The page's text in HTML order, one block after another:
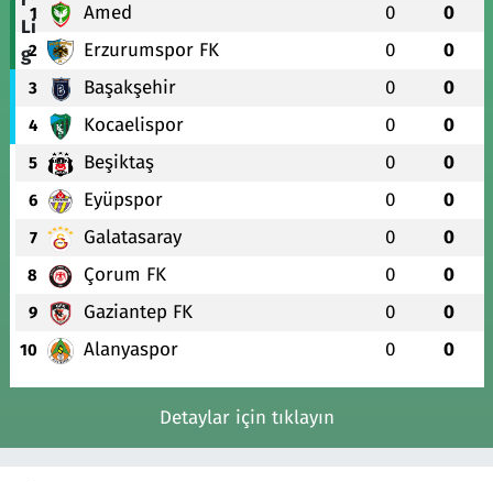
1 Amed 0 0
2 Erzurumspor FK 0 0
3 Başakşehir 0 0
4 Kocaelispor 0 0
5 Beşiktaş 0 0
6 Eyüpspor 0 0
7 Galatasaray 0 0
8 Çorum FK 0 0
9 Gaziantep FK 0 0
10 Alanyaspor 0 0
Detaylar için tıklayın